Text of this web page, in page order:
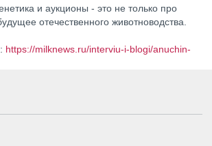
и аукционы - это не только про
отечественного животноводства.
https://milknews.ru/interviu-i-blogi/anuchin-
Услуги
Курсы подготовки эмбрионов